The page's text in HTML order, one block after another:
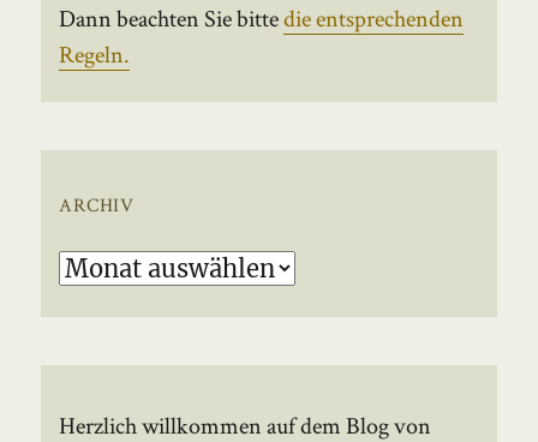
Dann beachten Sie bittedie entsprechenden
Regeln.
ARCHIV
Archiv
Herzlich willkommen auf dem Blog von